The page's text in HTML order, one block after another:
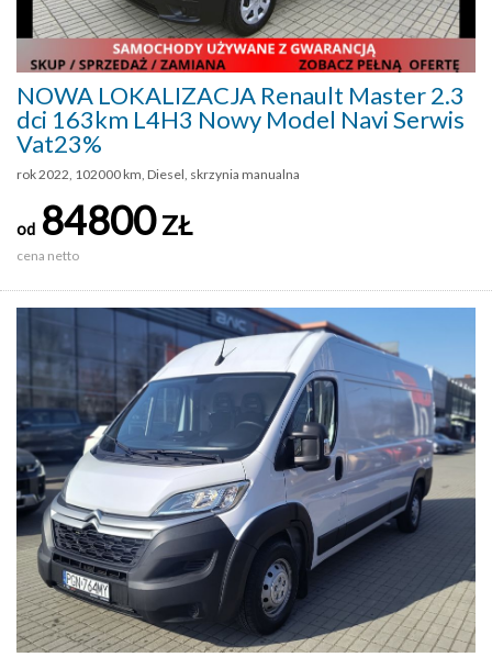
NOWA LOKALIZACJA Renault Master 2.3
dci 163km L4H3 Nowy Model Navi Serwis
Vat23%
rok 2022, 102000 km, Diesel, skrzynia manualna
od 84800ZŁ
cena netto